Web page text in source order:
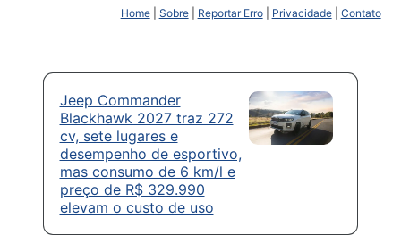
Home| Sobre| Reportar Erro| Privacidade| Contato
Jeep Commander
Blackhawk 2027 traz 272
cv, sete lugares e
desempenho de esportivo,
mas consumo de 6 km/l e
preço de R$ 329.990
elevam o custo de uso